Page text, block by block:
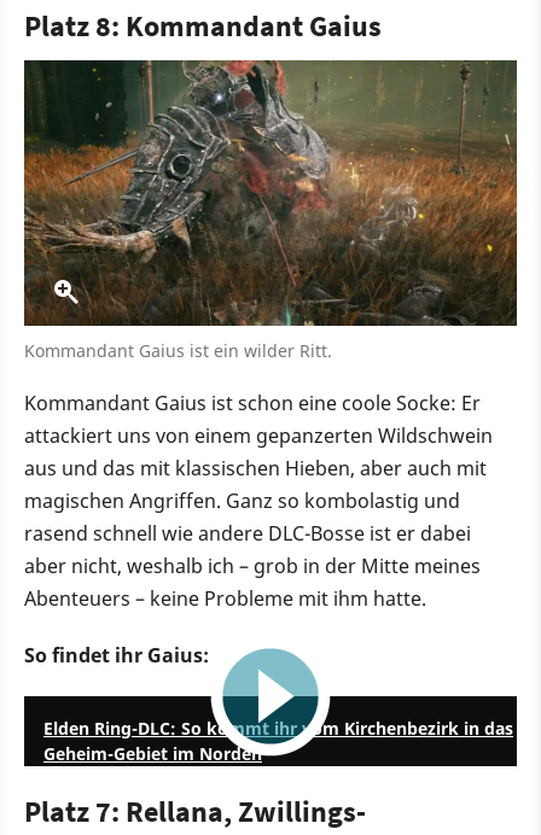
Platz 8: Kommandant Gaius
Kommandant Gaius ist ein wilder Ritt.
Kommandant Gaius ist schon eine coole Socke: Er
attackiert uns von einem gepanzerten Wildschwein
aus und das mit klassischen Hieben, aber auch mit
magischen Angriffen. Ganz so kombolastig und
rasend schnell wie andere DLC-Bosse ist er dabei
aber nicht, weshalb ich – grob in der Mitte meines
Abenteuers – keine Probleme mit ihm hatte.
So findet ihr Gaius:
Elden Ring-DLC: So kommt ihr vom Kirchenbezirk in das
Geheim-Gebiet im Norden
Platz 7: Rellana, Zwillings-